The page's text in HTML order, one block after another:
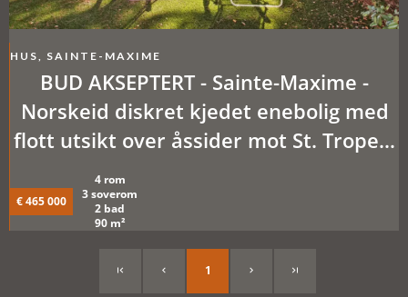
HUS, SAINTE-MAXIME
BUD AKSEPTERT - Sainte-Maxime -
Norskeid diskret kjedet enebolig med
flott utsikt over åssider mot St. Tropez-
bukten. Residens med sv.basseng
€ 465 000
4 rom
3 soverom
2 bad
90 m²
1